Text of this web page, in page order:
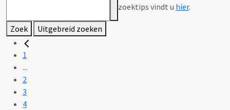
zoektips vindt u hier.
Zoek Uitgebreid zoeken
1
...
2
3
4